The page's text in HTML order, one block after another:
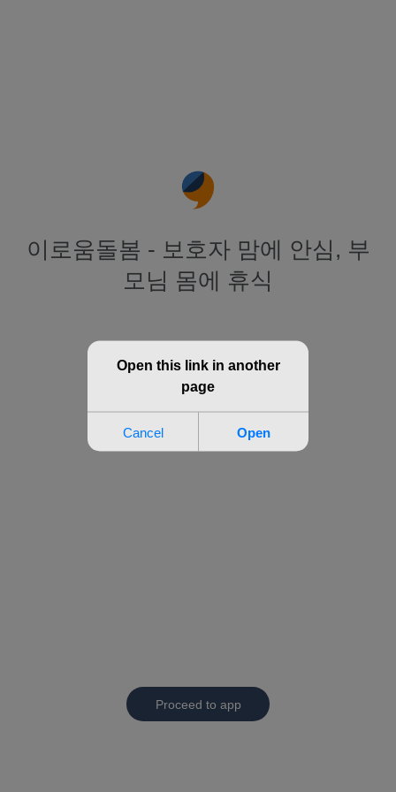
이로움돌봄 - 보호자 맘에 안심, 부
모님 몸에 휴식
Proceed to app